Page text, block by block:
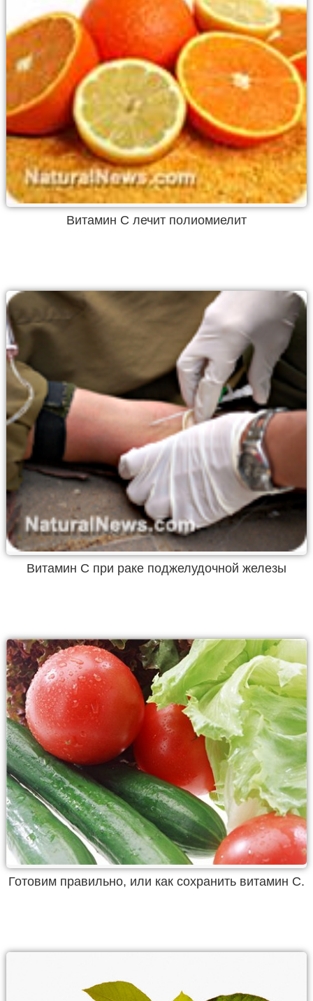
Витамин C лечит полиомиелит
Витамин С при раке поджелудочной железы
Готовим правильно, или как сохранить витамин С.